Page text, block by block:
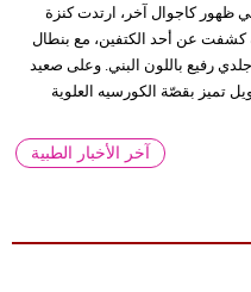
ظهور كاجوال آخر، ارتدت كنزة
كشفت عن أحد الكتفين، مع بنطال
رفيع باللون البني. وعلى صعيد
تميز بقصّة الكورسيه العلوية
آخر الأخبار الطبية